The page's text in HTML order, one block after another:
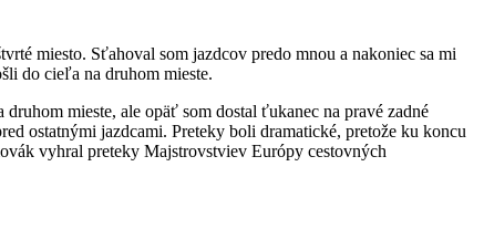
miesto. Sťahoval som jazdcov predo mnou a nakoniec sa mi
do cieľa na druhom mieste.
mieste, ale opäť som dostal ťukanec na pravé zadné
ostatnými jazdcami. Preteky boli dramatické, pretože ku koncu
vyhral preteky Majstrovstviev Európy cestovných